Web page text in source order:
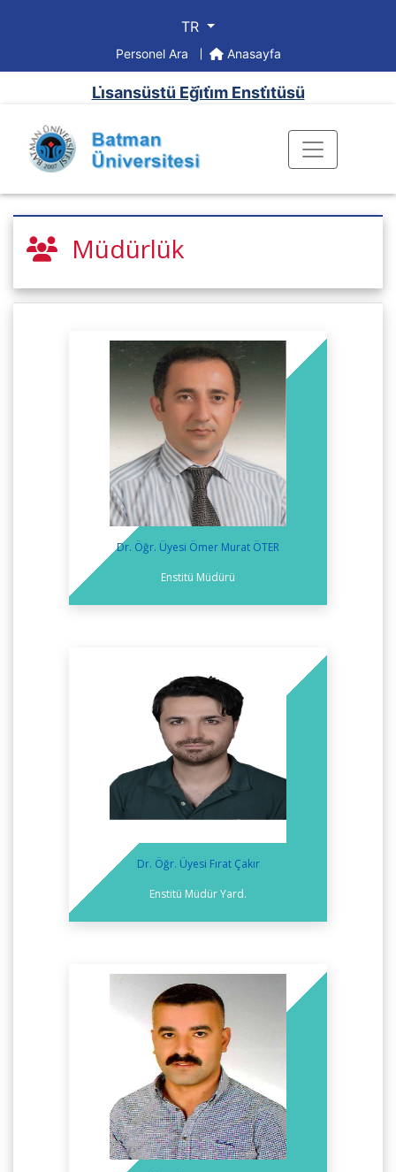
TR
Personel Ara Anasayfa
Li̇sansüstü Eği̇ti̇m Ensti̇tüsü
Müdürlük
Dr. Öğr. Üyesi Ömer Murat ÖTER
Enstitü Müdürü
Dr. Öğr. Üyesi Fırat Çakır
Enstitü Müdür Yard.